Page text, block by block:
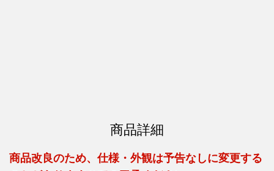
商品詳細
商品改良のため、仕様・外観は予告なしに変更する